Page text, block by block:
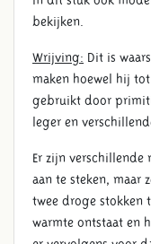
HET
bekijken.
Wrijving: Dit is
maken hoewel hij
gebruikt door
leger en
Er zijn
aan te steken, maar
twee droge stokken
warmte ontstaat en